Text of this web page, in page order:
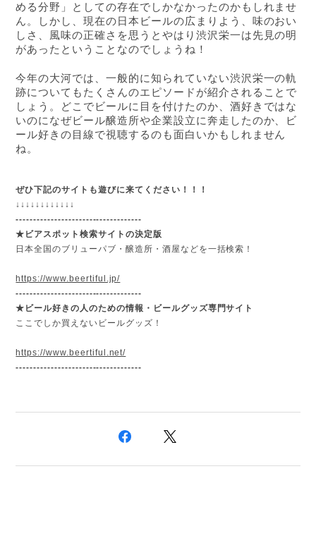
める分野」としての存在でしかなかったのかもしれませ
ん。しかし、現在の日本ビールの広まりよう、味のおい
しさ、風味の正確さを思うとやはり渋沢栄一は先見の明
があったということなのでしょうね！
今年の大河では、一般的に知られていない渋沢栄一の軌
跡についてもたくさんのエピソードが紹介されることで
しょう。どこでビールに目を付けたのか、酒好きではな
いのになぜビール醸造所や企業設立に奔走したのか、ビ
ール好きの目線で視聴するのも面白いかもしれません
ね。
ぜひ下記のサイトも遊びに来てください！！！
↓ ↓ ↓ ↓ ↓ ↓ ↓ ↓ ↓ ↓ ↓ ↓
------------------------------------
★ビアスポット検索サイトの決定版
日本全国のブリューパブ・醸造所・酒屋などを一括検索！
https://www.beertiful.jp/
------------------------------------
★ ビール好きの人のための情報・ビールグッズ専門サイト
ここでしか買えないビールグッズ！
https://www.beertiful.net/
------------------------------------